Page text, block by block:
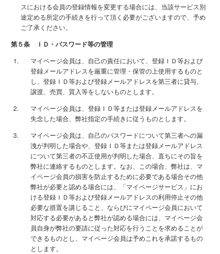
スにおける会員の登録情報を変更する場合には、当該サービス別
途定める所定の手続きを行って頂く必要がございますので、予め
ご了承ください。
第５条 ＩＤ・パスワード等の管理
マイページ会員は、自己の責任において、登録ＩＤ等および
登録メールアドレスを厳重に管理・保管の上使用するものと
し、登録ＩＤ等および登録メールアドレスを第三者に貸与、
譲渡、売買、質入等をしないものとします。
マイページ会員は、登録ＩＤ等または登録メールアドレスを
失念した場合、弊社指定の手続きに従うものとします。
マイページ会員は、自己のパスワードについて第三者への漏
洩が判明した場合や、登録ＩＤ等または登録メールアドレス
について第三者の不正使用が判明した場合、直ちにその旨を
弊社に連絡するものとします。なお、この場合、弊社は、マ
イページ会員の損害を防止するために必要である場合その他
弊社が必要と認める場合には、「マイページサービス」にお
ける登録ＩＤ等および登録メールアドレスの利用停止その他
必要な措置を講じること、ならびにマイページ会員において
対応する必要があると弊社が認める場合には、マイページ会
員自身が弊社の要請に従った対応を行うことを求めることが
できるものとし、マイページ会員は予めこれを承諾するもの
とします。